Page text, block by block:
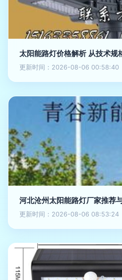
太阳能路灯价格解析 从技术规
更新时间：2026-08-06 00:58:40
河北沧州太阳能路灯厂家推荐
更新时间：2026-08-06 08:53:24